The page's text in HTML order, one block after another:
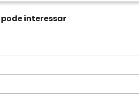
interessar